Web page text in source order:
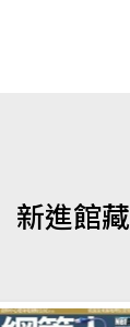
新進館藏